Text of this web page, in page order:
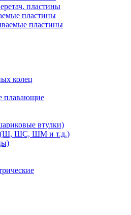
пластины
пластины
пластины
колец
плавающие
втулки)
(Ш, ШС, ШМ и т.д.)